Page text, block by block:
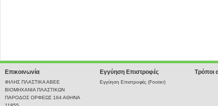
Επικοινωνία
ΦΙΛΗΣ ΠΛΑΣΤΙΚΑ ΑΒΕΕ
ΒΙΟΜΗΧΑΝΙΑ ΠΛΑΣΤΙΚΩΝ
ΠΑΡΟΔΟΣ ΟΡΦΕΩΣ 164 ΑΘΗΝΑ
Εγγύηση Επιστροφές
Εγγύηση Επιστροφές (Footer)
Τρόποι